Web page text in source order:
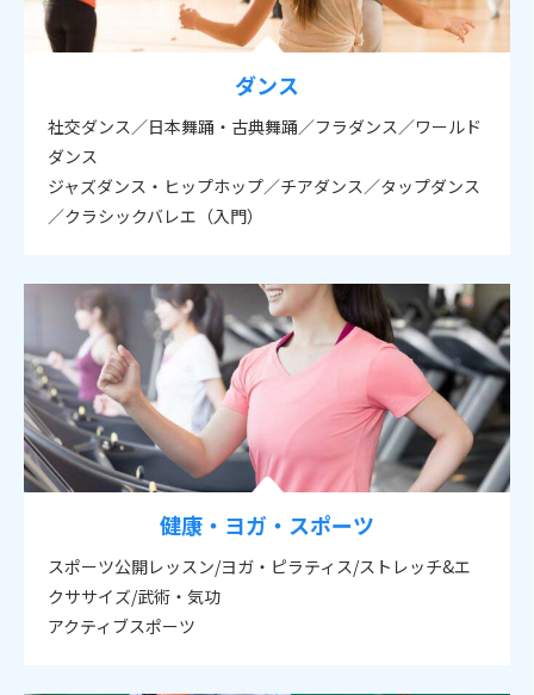
ダンス
社交ダンス／日本舞踊・古典舞踊／フラダンス／ワールド
ダンス
ジャズダンス・ヒップホップ／チアダンス／タップダンス
／クラシックバレエ（入門）
健康・ヨガ・スポーツ
スポーツ公開レッスン/ヨガ・ピラティス/ストレッチ&エ
クササイズ/武術・気功
アクティブスポーツ